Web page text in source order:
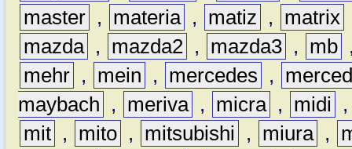
master , materia , matiz , matrix
mazda , mazda2 , mazda3 , mb
mehr , mein , mercedes ,
maybach
, meriva , micra , midi
mit , mito , mitsubishi , miura ,